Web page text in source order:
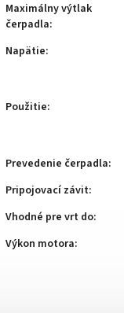
Maximálny výtlak
čerpadla:
Napätie:
Použitie:
Prevedenie čerpadla:
Pripojovací závit:
Vhodné pre vrt do:
Výkon motora: